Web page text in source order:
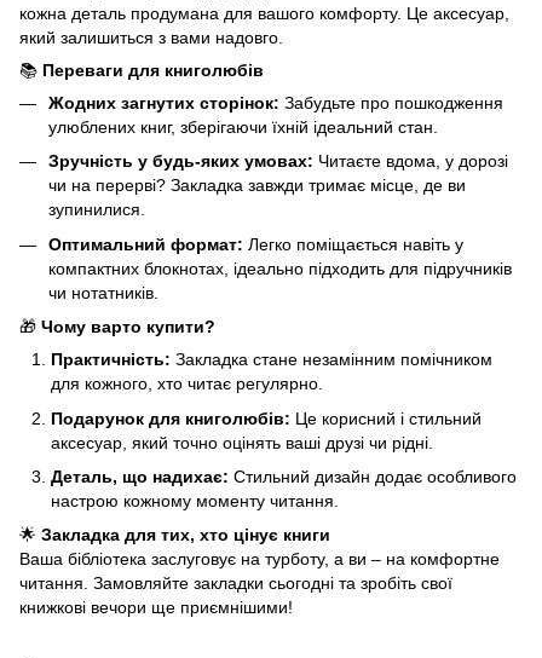
кожна деталь продумана для вашого комфорту. Це аксесуар,
який залишиться з вами надовго.
📚 Переваги для книголюбів
Жодних загнутих сторінок: Забудьте про пошкодження
улюблених книг, зберігаючи їхній ідеальний стан.
Зручність у будь-яких умовах: Читаєте вдома, у дорозі
чи на перерві? Закладка завжди тримає місце, де ви
зупинилися.
Оптимальний формат: Легко поміщається навіть у
компактних блокнотах, ідеально підходить для підручників
чи нотатників.
🎁 Чому варто купити?
Практичність: Закладка стане незамінним помічником
для кожного, хто читає регулярно.
Подарунок для книголюбів: Це корисний і стильний
аксесуар, який точно оцінять ваші друзі чи рідні.
Деталь, що надихає: Стильний дизайн додає особливого
настрою кожному моменту читання.
🌟 Закладка для тих, хто цінує книги
Ваша бібліотека заслуговує на турботу, а ви – на комфортне
читання. Замовляйте закладки сьогодні та зробіть свої
книжкові вечори ще приємнішими!